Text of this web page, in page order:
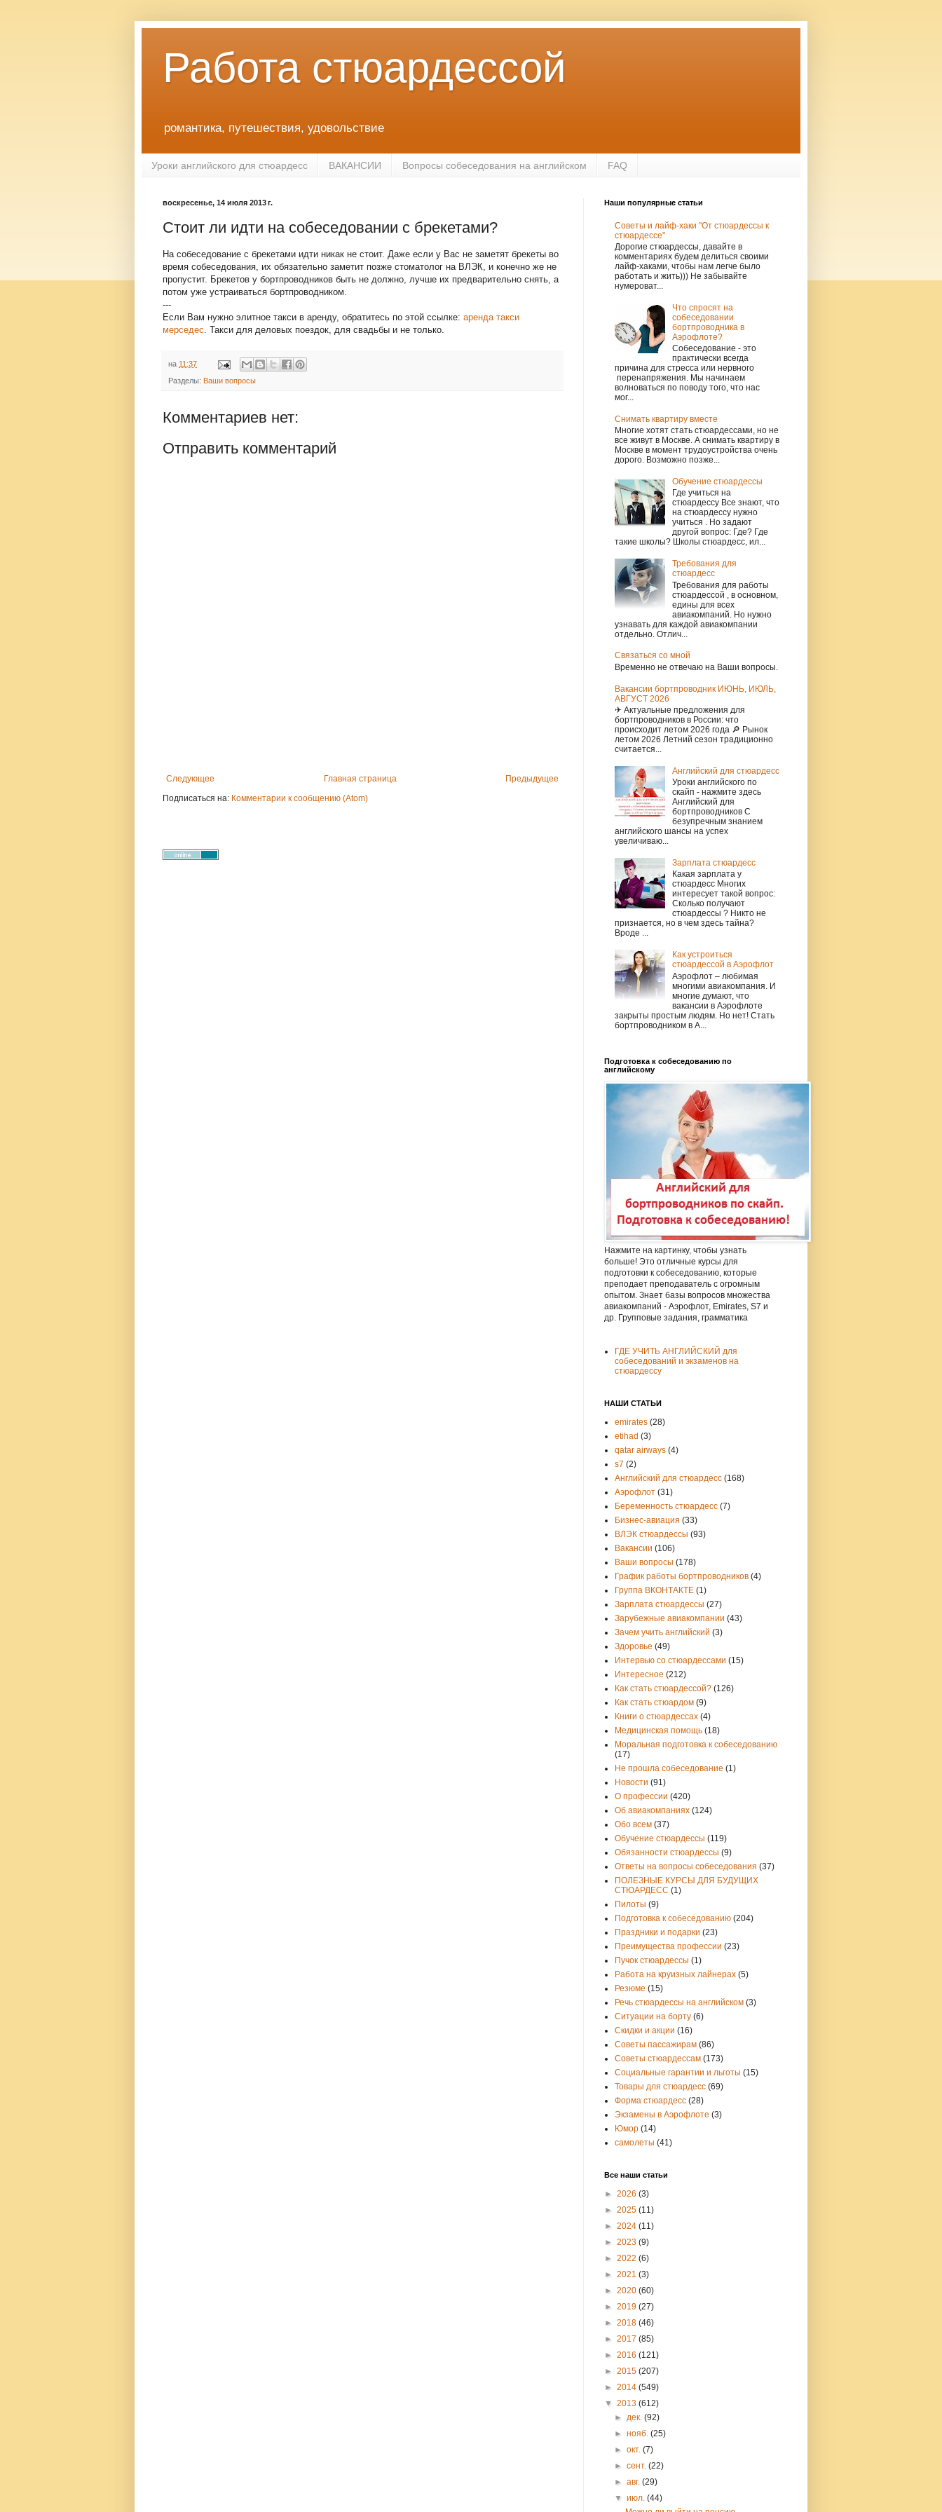
Работа стюардессой
романтика, путешествия, удовольствие
Уроки английского для стюардесс ВАКАНСИИ Вопросы собеседования на английском FAQ
воскресенье, 14 июля 2013 г.
Стоит ли идти на собеседовании с брекетами?
На собеседование с брекетами идти никак не стоит. Даже если у Вас не заметят брекеты во
время собеседования, их обязательно заметит позже стоматолог на ВЛЭК, и конечно же не
пропустит. Брекетов у бортпроводников быть не должно, лучше их предварительно снять, а
потом уже устраиваться бортпроводником.
---
Если Вам нужно элитное такси в аренду, обратитесь по этой ссылке: аренда такси
мерседес . Такси для деловых поездок, для свадьбы и не только.
на 11:37
Разделы: Ваши вопросы
Комментариев нет:
Отправить комментарий
Следующее Предыдущее
Главная страница
Подписаться на: Комментарии к сообщению (Atom)
Наши популярные статьи
Советы и лайф-хаки "От стюардессы к
стюардессе"
Дорогие стюардессы, давайте в
комментариях будем делиться своими
лайф-хаками, чтобы нам легче было
работать и жить))) Не забывайте
нумероват...
Что спросят на
собеседовании
бортпроводника в
Аэрофлоте?
Собеседование - это
практически всегда
причина для стресса или нервного
перенапряжения. Мы начинаем
волноваться по поводу того, что нас
мог...
Снимать квартиру вместе
Многие хотят стать стюардессами, но не
все живут в Москве. А снимать квартиру в
Москве в момент трудоустройства очень
дорого. Возможно позже...
Обучение стюардессы
Где учиться на
стюардессу Все знают, что
на стюардессу нужно
учиться . Но задают
другой вопрос: Где? Где
такие школы? Школы стюардесс, ил...
Требования для
стюардесс
Требования для работы
стюардессой , в основном,
едины для всех
авиакомпаний. Но нужно
узнавать для каждой авиакомпании
отдельно. Отлич...
Связаться со мной
Временно не отвечаю на Ваши вопросы.
Вакансии бортпроводник ИЮНЬ, ИЮЛЬ,
АВГУСТ 2026
✈ Актуальные предложения для
бортпроводников в России: что
происходит летом 2026 года 🔎 Рынок
летом 2026 Летний сезон традиционно
считается...
Английский для стюардесс
Уроки английского по
скайп - нажмите здесь
Английский для
бортпроводников С
безупречным знанием
английского шансы на успех
увеличиваю...
Зарплата стюардесс
Какая зарплата у
стюардесс Многих
интересует такой вопрос:
Сколько получают
стюардессы ? Никто не
признается, но в чем здесь тайна?
Вроде ...
Как устроиться
стюардессой в Аэрофлот
Аэрофлот – любимая
многими авиакомпания. И
многие думают, что
вакансии в Аэрофлоте
закрыты простым людям. Но нет! Стать
бортпроводником в А...
Подготовка к собеседованию по
английскому
Нажмите на картинку, чтобы узнать
больше! Это отличные курсы для
подготовки к собеседованию, которые
преподает преподаватель с огромным
опытом. Знает базы вопросов множества
авиакомпаний - Аэрофлот, Emirates, S7 и
др. Групповые задания, грамматика
ГДЕ УЧИТЬ АНГЛИЙСКИЙ для
собеседований и экзаменов на
стюардессу
НАШИ СТАТЬИ
emirates (28)
etihad (3)
qatar airways (4)
s7 (2)
Английский для стюардесс (168)
Аэрофлот (31)
Беременность стюардесс (7)
Бизнес-авиация (33)
ВЛЭК стюардессы (93)
Вакансии (106)
Ваши вопросы (178)
График работы бортпроводников (4)
Группа ВКОНТАКТЕ (1)
Зарплата стюардессы (27)
Зарубежные авиакомпании (43)
Зачем учить английский (3)
Здоровье (49)
Интервью со стюардессами (15)
Интересное (212)
Как стать стюардессой? (126)
Как стать стюардом (9)
Книги о стюардессах (4)
Медицинская помощь (18)
Моральная подготовка к собеседованию
(17)
Не прошла собеседование (1)
Новости (91)
О профессии (420)
Об авиакомпаниях (124)
Обо всем (37)
Обучение стюардессы (119)
Обязанности стюардессы (9)
Ответы на вопросы собеседования (37)
ПОЛЕЗНЫЕ КУРСЫ ДЛЯ БУДУЩИХ
СТЮАРДЕСС (1)
Пилоты (9)
Подготовка к собеседованию (204)
Праздники и подарки (23)
Преимущества профессии (23)
Пучок стюардессы (1)
Работа на круизных лайнерах (5)
Резюме (15)
Речь стюардессы на английском (3)
Ситуации на борту (6)
Скидки и акции (16)
Советы пассажирам (86)
Советы стюардессам (173)
Социальные гарантии и льготы (15)
Товары для стюардесс (69)
Форма стюардесс (28)
Экзамены в Аэрофлоте (3)
Юмор (14)
самолеты (41)
Все наши статьи
► 2026 (3)
► 2025 (11)
► 2024 (11)
► 2023 (9)
► 2022 (6)
► 2021 (3)
► 2020 (60)
► 2019 (27)
► 2018 (46)
► 2017 (85)
► 2016 (121)
► 2015 (207)
► 2014 (549)
▼ 2013 (612)
►дек.(92)
►нояб.(25)
►окт.(7)
►сент.(22)
►авг.(29)
▼июл.(44)